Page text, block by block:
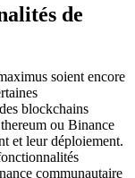
de
soient encore
blockchains
ou Binance
et leur déploiement.
communautaire